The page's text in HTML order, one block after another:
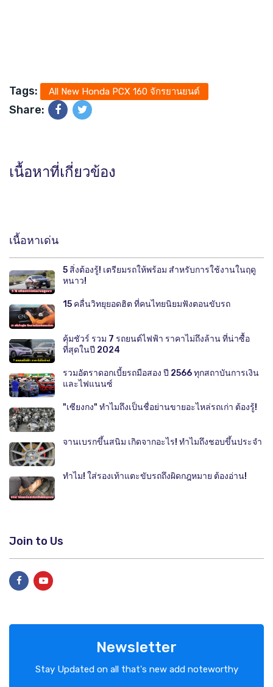
Tags: All New Honda PCX 160 จักรยานยนต์
Share:
เนื้อหาที่เกี่ยวข้อง
เนื้อหาเด่น
5 สิ่งต้องรู้! เตรียมรถให้พร้อม สำหรับการใช้งานในฤดู
หนาว!
15 คลื่นวิทยุยอดฮิต ที่คนไทยนิยมฟังตอนขับรถ
คุ้มชัวร์ รวม 7 รถยนต์ไฟฟ้า ราคาไม่ถึงล้าน ที่น่าซื้อ
ที่สุดในปี 2024
รวมอัตราดอกเบี้ยรถมือสอง ปี 2566 ทุกสถาบันการเงิน
และไฟแนนซ์
"เซียงกง" ทำไมถึงเป็นชื่อย่านขายอะไหล่รถเก่า ต้องรู้!
จานเบรกขึ้นสนิม เกิดจากอะไร! ทำไมถึงชอบขึ้นประจำ
ทำไม! ใส่รองเท้าแตะขับรถถึงผิดกฎหมาย ต้องอ่าน!
Join to Us
Newsletter
Stay Updated on all that's new add noteworthy